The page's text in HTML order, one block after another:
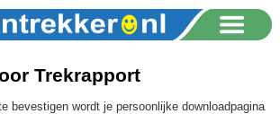
Trekrapport
bevestigen wordt je persoonlijke downloadpagina